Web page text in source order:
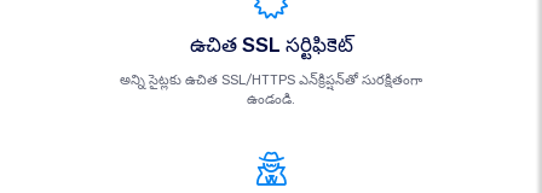
ఉచిత SSL సర్టిఫికెట్
అన్ని సైట్లకు ఉచిత SSL/HTTPS ఎన్‌క్రిప్షన్‌తో సురక్షితంగా
ఉండండి.